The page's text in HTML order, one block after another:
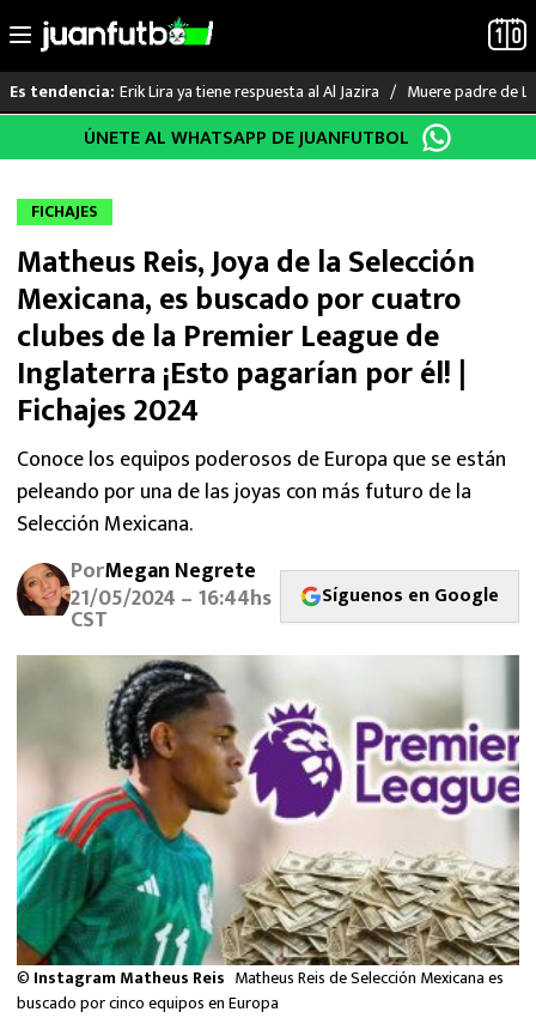
al
Es tendencia: Erik Lira ya tiene respuesta al Al Jazira Muere padre de
LO ÚLTIMO
LIGA MX
RAYADOS
PUMAS
ATLANTE
FUTBOL INTERNACIONAL
MEXICANOS EN EL EXTRANJERO
FUTBOL ESTUFA
FÓRMULA 1
LIGA MX
NFL
ÚNETE AL WHATSAPP DE JUANFUTBOL
FICHAJES
Matheus Reis, Joya de la Selección
Mexicana, es buscado por cuatro
clubes de la Premier League de
Inglaterra ¡Esto pagarían por él! |
Fichajes 2024
Conoce los equipos poderosos de Europa que se están
peleando por una de las joyas con más futuro de la
Selección Mexicana.
PorMegan Negrete
21/05/2024 – 16:44hs
CST
Síguenos en Google
© Instagram Matheus Reis Matheus Reis de Selección Mexicana es
buscado por cinco equipos en Europa